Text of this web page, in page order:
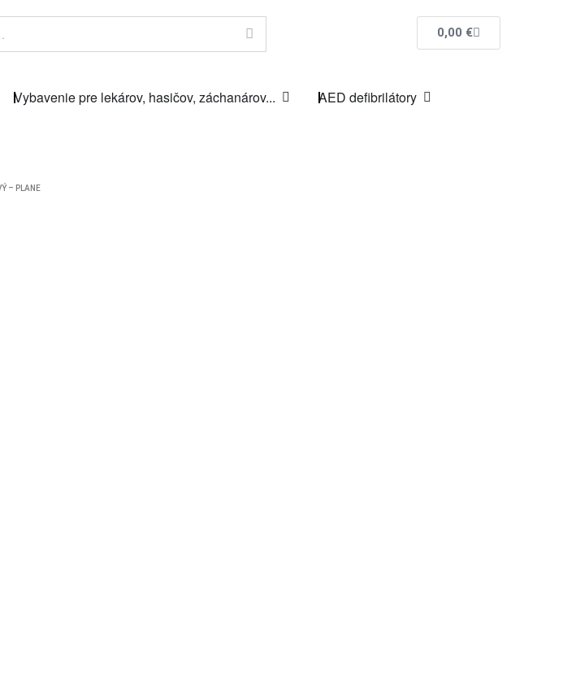
0,00 €
Vybavenie pre lekárov, hasičov, záchanárov...
AED defibrilátory
– PLANE